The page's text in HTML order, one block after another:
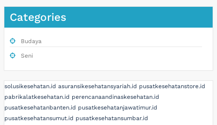
Categories
Budaya
Seni
solusikesehatan.id asuransikesehatansyariah.id pusatkesehatanstore.id
pabrikalatkesehatan.id perencanaandinaskesehatan.id
pusatkesehatanbanten.id pusatkesehatanjawatimur.id
pusatkesehatansumut.id pusatkesehatansumbar.id